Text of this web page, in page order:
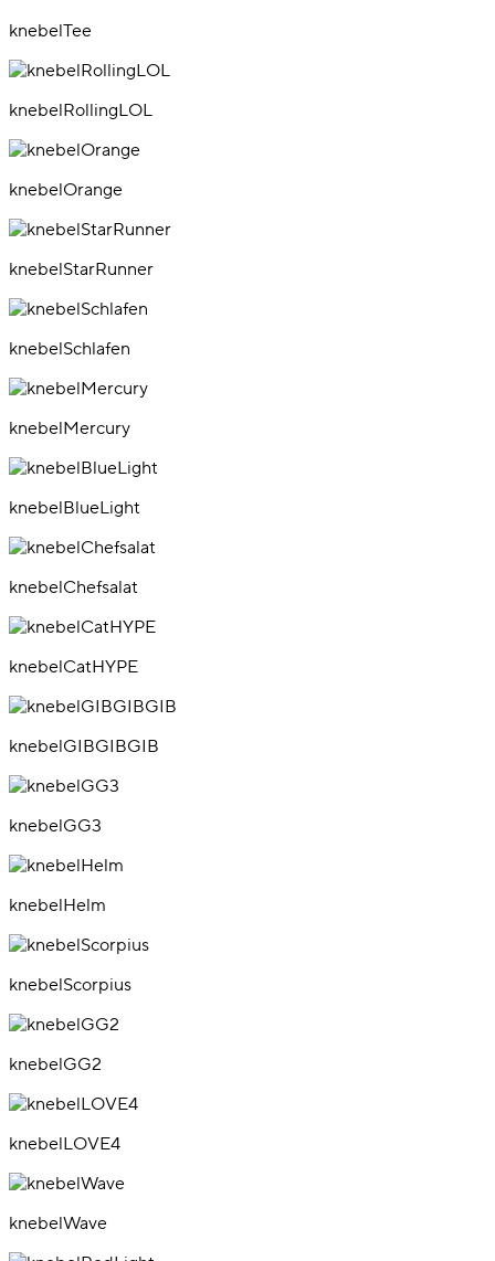
knebelTee
knebelRollingLOL
knebelOrange
knebelStarRunner
knebelSchlafen
knebelMercury
knebelBlueLight
knebelChefsalat
knebelCatHYPE
knebelGIBGIBGIB
knebelGG3
knebelHelm
knebelScorpius
knebelGG2
knebelLOVE4
knebelWave